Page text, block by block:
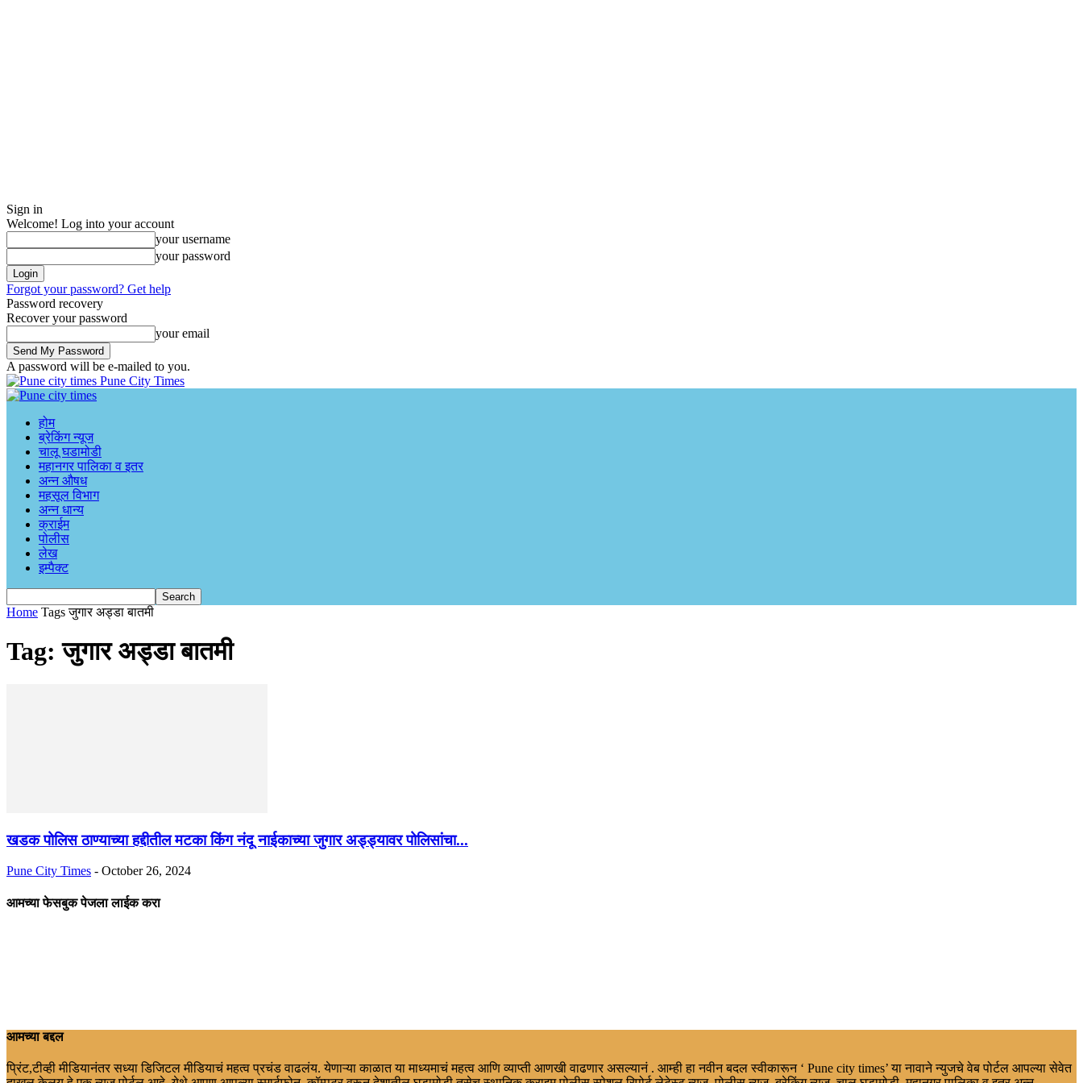
Sign in
Welcome! Log into your account
your username
your password
Forgot your password? Get help
Password recovery
Recover your password
your email
A password will be e-mailed to you.
Pune City Times
होम
ब्रेकिंग न्यूज
चालू घडामोडी
महानगर पालिका व इतर
अन्न औषध
महसूल विभाग
अन्न धान्य
क्राईम
पोलीस
लेख
इम्पैक्ट
Home Tags जुगार अड्डा बातमी
Tag: जुगार अड्डा बातमी
खडक पोलिस ठाण्याच्या हद्दीतील मटका किंग नंदू नाईकाच्या जुगार अड्ड्यावर पोलिसांचा...
Pune City Times - October 26, 2024
आमच्या फेसबुक पेजला लाईक करा
आमच्या बद्दल
प्रिंट,टीव्ही मीडियानंतर सध्या डिजिटल मीडियाचं महत्व प्रचंड वाढलंय. येणाऱ्या काळात या माध्यमाचं महत्व आणि व्याप्ती आणखी वाढणार असल्यानं . आम्ही हा नवीन बदल स्वीकारून ‘ Pune city times’ या नावाने न्युजचे वेब पोर्टल आपल्या सेवेत